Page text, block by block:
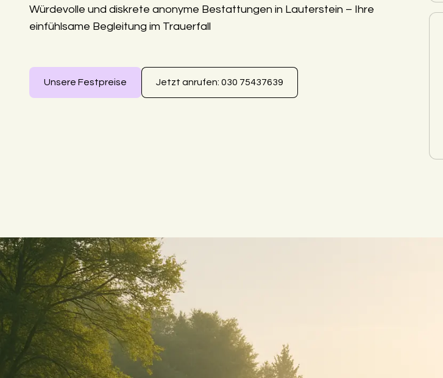
Würdevolle und diskrete anonyme Bestattungen in Lauterstein – Ihre
einfühlsame Begleitung im Trauerfall
Unsere Festpreise Jetzt anrufen: 030 75437639